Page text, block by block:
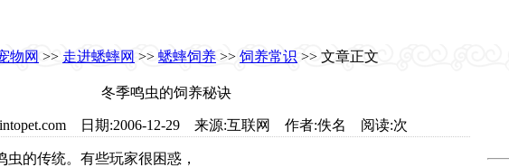
物网 >> 走进蟋蟀网 >> 蟋蟀饲养 >> 饲养常识 >> 文章正文
冬季鸣虫的饲养秘诀
日期:2006-12-29 来源:互联网 作者:佚名 阅读:次
的传统。有些玩家很困惑，